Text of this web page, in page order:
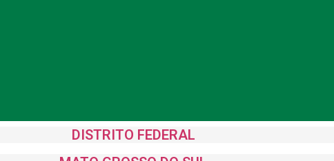
DISTRITO FEDERAL